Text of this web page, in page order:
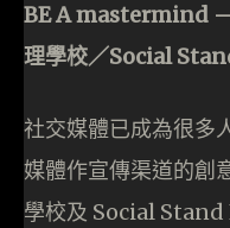
BE A mastermind
理學校／Social
社交媒體已成為很多
媒體作宣傳渠道的創
學校及 Social